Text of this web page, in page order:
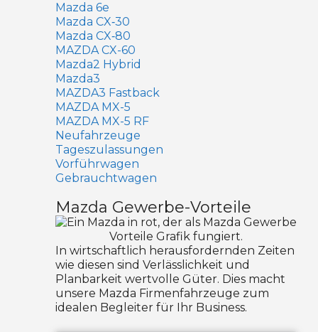
Mazda 6e
Mazda CX‑30
Mazda CX‑80
MAZDA CX-60
Mazda2 Hy­brid
Mazda3
MAZDA3 Fastback
MAZDA MX-5
MAZDA MX-5 RF
Neufahrzeuge
Tageszulassungen
Vorführwagen
Gebrauchtwagen
Mazda Gewerbe-Vorteile
In wirtschaftlich herausfordernden Zeiten
wie diesen sind Verlässlichkeit und
Planbarkeit wertvolle Güter. Dies macht
unsere Mazda Firmenfahrzeuge zum
idealen Begleiter für Ihr Business.